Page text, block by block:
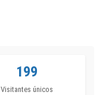
199
Visitantes únicos